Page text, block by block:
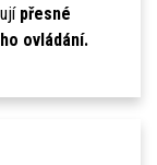
přesné
ovládání.